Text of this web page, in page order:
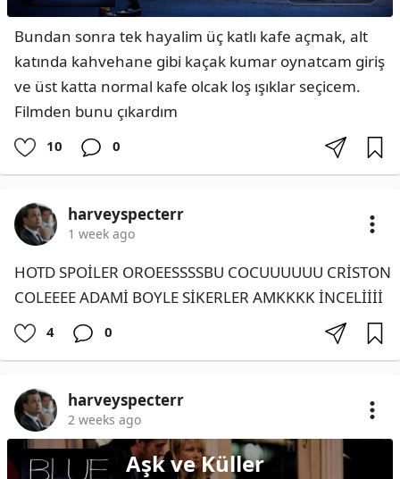
Bundan sonra tek hayalim üç katlı kafe açmak, alt
katında kahvehane gibi kaçak kumar oynatcam giriş
ve üst katta normal kafe olcak loş ışıklar seçicem.
Filmden bunu çıkardım
10 0
harveyspecterr
1 week ago
HOTD SPOİLER OROEESSSSBU COCUUUUUU CRİSTON
COLEEEE ADAMİ BOYLE SİKERLER AMKKKK İNCELİİİİ
4 0
harveyspecterr
2 weeks ago
Aşk ve Küller